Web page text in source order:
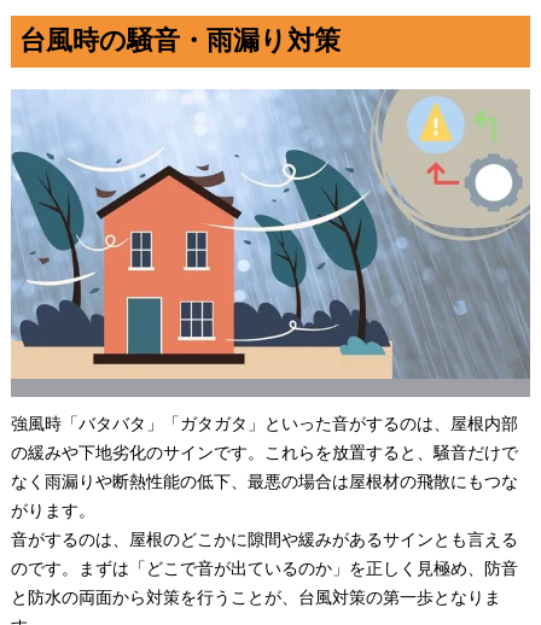
台風時の騒音・雨漏り対策
強風時「バタバタ」「ガタガタ」といった音がするのは、屋根内部
の緩みや下地劣化のサインです。これらを放置すると、騒音だけで
なく雨漏りや断熱性能の低下、最悪の場合は屋根材の飛散にもつな
がります。
音がするのは、屋根のどこかに隙間や緩みがあるサインとも言える
のです。まずは「どこで音が出ているのか」を正しく見極め、防音
と防水の両面から対策を行うことが、台風対策の第一歩となりま